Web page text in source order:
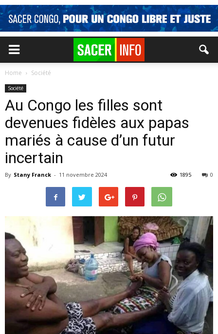
Home Société
Société
Au Congo les filles sont
devenues fidèles aux papas
mariés à cause d’un futur
incertain
By Stany Franck - 11 novembre 2024 0
1895